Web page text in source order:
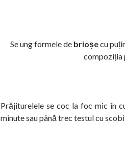
Se ung formele de brioșecu
Prăjiturelele se coc la foc mic în
minute sau până trec testul cu